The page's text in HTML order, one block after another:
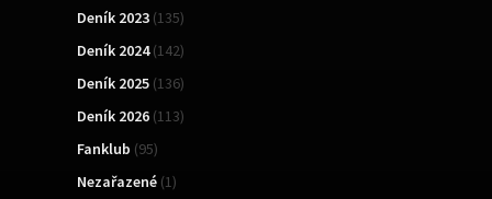
Deník 2023 (135)
Deník 2024(142)
Deník 2025 (136)
Deník 2026 (113)
Fanklub (95)
Nezařazené (1)